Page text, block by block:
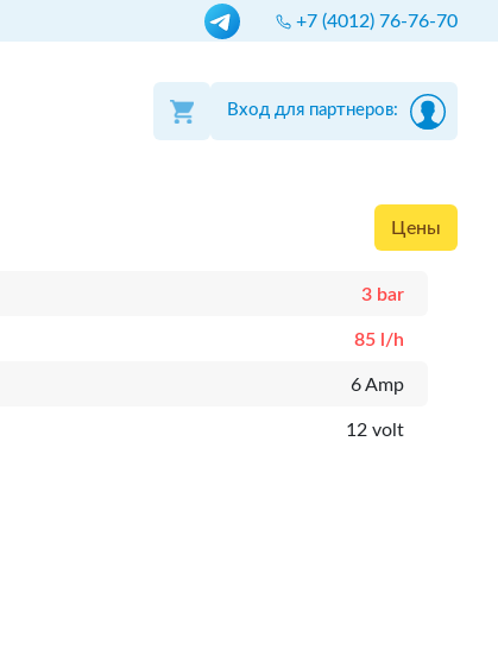
+7 (4012) 76-76-70
Вход для партнеров:
Цены
3 bar
85 l/h
6 Amp
12 volt